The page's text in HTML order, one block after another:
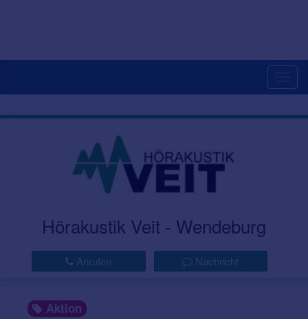
Hörakustik Veit - Wendeburg
Anrufen Nachricht
Aktion